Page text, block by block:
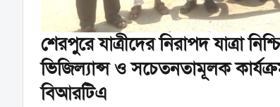
শেরপুরে যাত্রীদের নিরাপদ যাত্রা
ভিজিল্যান্স ও সচেতনতামূলক
বিআরটিএ